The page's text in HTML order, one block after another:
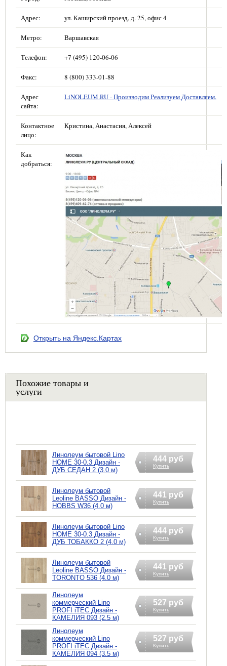
Адрес: ул. Каширский проезд, д. 25, офис 4
Метро: Варшавская
Телефон: +7 (495) 120-06-06
Факс: 8 (800) 333-01-88
Адрес
сайта:
LiNOLEUM.RU - Производим Реализуем Доставляем.
Контактное
лицо:
Кристина, Анастасия, Алексей
Как
добраться:
Открыть на Яндекс.Картах
Похожие товары и
услуги
Линолеум бытовой Lino
HOME 30-0.3 Дизайн -
ДУБ СЕДАН 2 (3.0 м)
444 руб
Купить
Линолеум бытовой
Leoline BASSO Дизайн -
HOBBS W36 (4.0 м)
441 руб
Купить
Линолеум бытовой Lino
HOME 30-0.3 Дизайн -
ДУБ ТОБАККО 2 (4.0 м)
444 руб
Купить
Линолеум бытовой
Leoline BASSO Дизайн -
TORONTO 536 (4.0 м)
441 руб
Купить
Линолеум
коммерческий Lino
PROFI iTEC Дизайн -
КАМЕЛИЯ 093 (2.5 м)
527 руб
Купить
Линолеум
коммерческий Lino
PROFI iTEC Дизайн -
КАМЕЛИЯ 094 (3.5 м)
527 руб
Купить